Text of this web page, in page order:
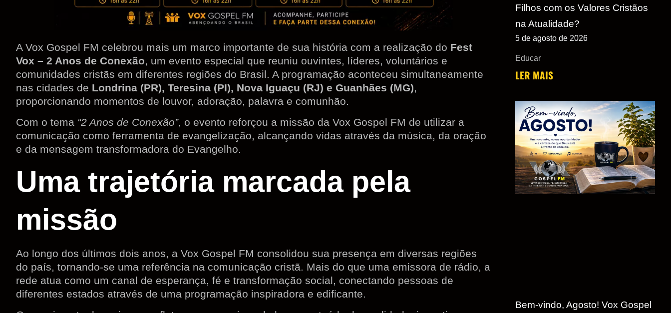
A Vox Gospel FM celebrou mais um marco importante de sua história com a realização do Fest
Vox – 2 Anos de Conexão, um evento especial que reuniu ouvintes, líderes, voluntários e
comunidades cristãs em diferentes regiões do Brasil. A programação aconteceu simultaneamente
nas cidades de Londrina (PR), Teresina (PI), Nova Iguaçu (RJ) e Guanhães (MG),
proporcionando momentos de louvor, adoração, palavra e comunhão.
Com o tema “2 Anos de Conexão”, o evento reforçou a missão da Vox Gospel FM de utilizar a
comunicação como ferramenta de evangelização, alcançando vidas através da música, da oração
e da mensagem transformadora do Evangelho.
Uma trajetória marcada pela
missão
Ao longo dos últimos dois anos, a Vox Gospel FM consolidou sua presença em diversas regiões
do país, tornando-se uma referência na comunicação cristã. Mais do que uma emissora de rádio, a
rede atua como um canal de esperança, fé e transformação social, conectando pessoas de
diferentes estados através de uma programação inspiradora e edificante.
Filhos com os Valores Cristãos
na Atualidade?
5 de agosto de 2026
Educar
LER MAIS
Bem-vindo, Agosto! Vox Gospel